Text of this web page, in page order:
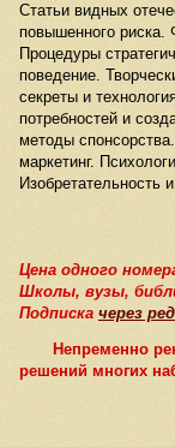
Статьи видных
повышенного риска.
Процедуры
поведение.
секреты и
потребностей и
методы
маркетинг.
Изобретательность
Цена одного
Школы, вузы,
Подписка через
Непременно
решений многих